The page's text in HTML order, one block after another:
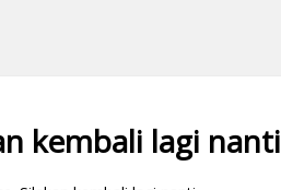
kembali lagi nanti